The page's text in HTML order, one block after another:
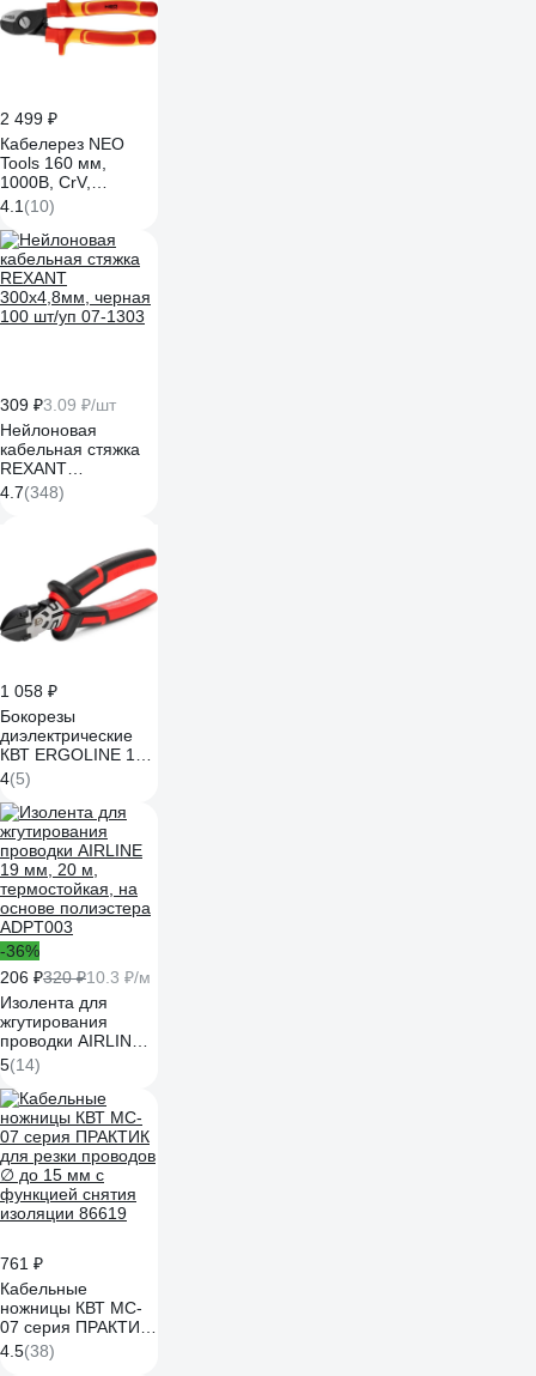
2 499 ₽
Кабелерез NEO
Tools 160 мм,
1000В, CrV,
полированный 01-
233
4.1 (10)
309 ₽3.09 ₽/шт
Нейлоновая
кабельная стяжка
REXANT
300x4,8мм, черная
100 шт/уп 07-1303
4.7(348)
1 058 ₽
Бокорезы
диэлектрические
КВТ ERGOLINE 160
мм 105214
4(5)
-36%
206 ₽320 ₽10.3 ₽/м
Изолента для
жгутирования
проводки AIRLINE
19 мм, 20 м,
термостойкая, на
основе полиэстера
ADPT003
5(14)
761 ₽
Кабельные
ножницы КВТ MC-
07 серия ПРАКТИК
для резки проводов
∅ до 15 мм с
4.5(38)